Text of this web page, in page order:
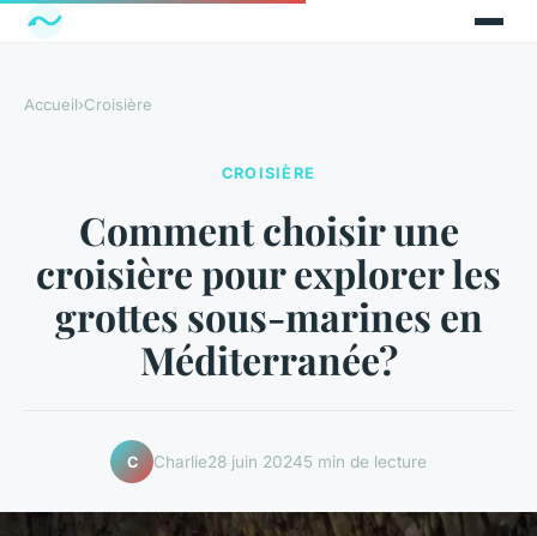
Accueil›Croisière
CROISIÈRE
Comment choisir une
croisière pour explorer les
grottes sous-marines en
Méditerranée?
C Charlie28 juin 20245 min de lecture